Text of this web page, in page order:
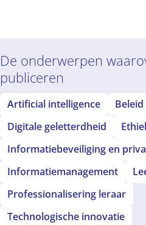
De onderwerpen
publiceren
Artificial intelligence
Digitale geletterdheid
Informatiebeveiliging en
Informatiemanagement
Professionalisering leraar
Technologische innovatie